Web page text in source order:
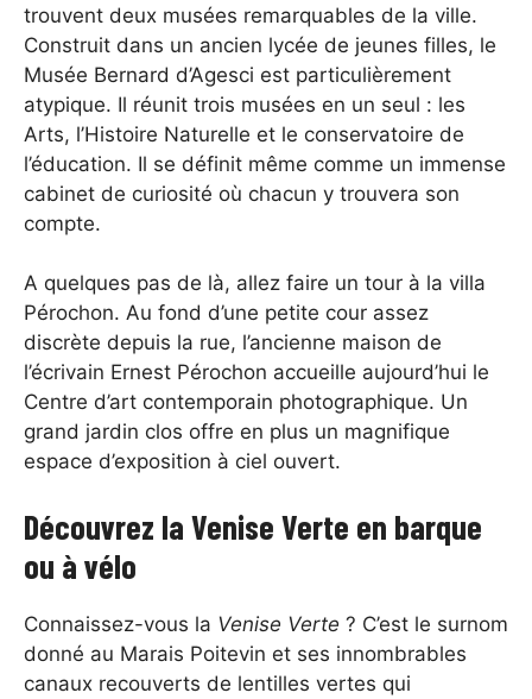
trouvent deux musées remarquables de la ville.
Construit dans un ancien lycée de jeunes filles, le
Musée Bernard d’Agesci est particulièrement
atypique. Il réunit trois musées en un seul : les
Arts, l’Histoire Naturelle et le conservatoire de
l’éducation. Il se définit même comme un immense
cabinet de curiosité où chacun y trouvera son
compte.
A quelques pas de là, allez faire un tour à la villa
Pérochon. Au fond d’une petite cour assez
discrète depuis la rue, l’ancienne maison de
l’écrivain Ernest Pérochon accueille aujourd’hui le
Centre d’art contemporain photographique. Un
grand jardin clos offre en plus un magnifique
espace d’exposition à ciel ouvert.
Découvrez la Venise Verte en barque
ou à vélo
Connaissez-vous la Venise Verte ? C’est le surnom
donné au Marais Poitevin et ses innombrables
canaux recouverts de lentilles vertes qui